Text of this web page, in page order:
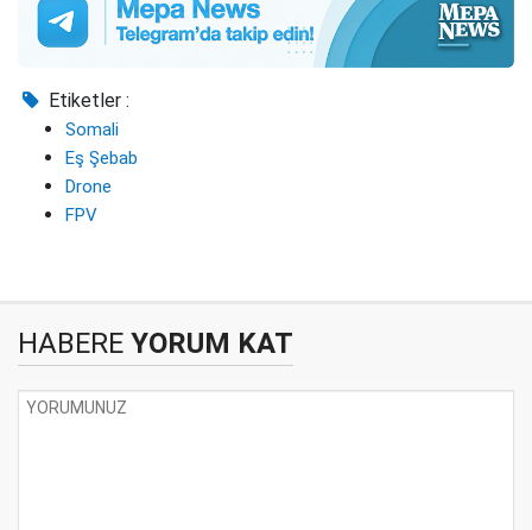
Etiketler :
Somali
Eş Şebab
Drone
FPV
HABERE YORUM KAT